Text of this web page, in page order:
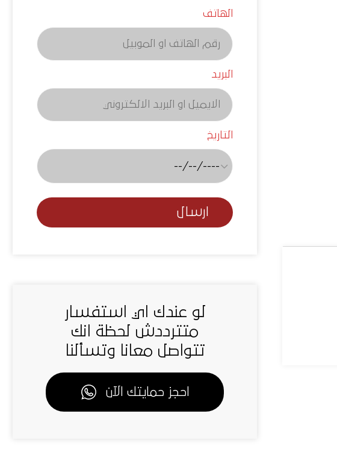
الهاتف
البريد
التاريخ
لو عندك اي استفسار
متترددش لحظة انك
تتواصل معانا وتسألنا
احجز حمايتك الآن